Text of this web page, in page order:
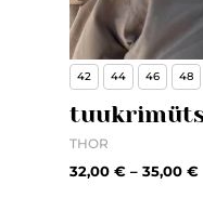
42 44 46 48
THOR
32,00 € – 35,00 €